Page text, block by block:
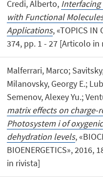
Credi, Alberto,
with Functional
Applications, «TOPICS IN
374, pp. 1 - 27 [Articolo in
Malferrari, Marco;
Milanovsky, Georgy E.;
Semenov, Alexey Yu.;
matrix effects on
Photosystem i of
dehydration levels,
BIOENERGETICS», 2016,
in rivista]